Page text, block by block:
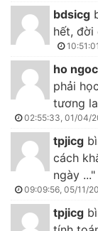
bdsicg
hết, đời
ho
phải
tương
02:55:33, 01/04/
tpjicg
cách
ngày ..."
09:09:56, 05/11/
tpjicg